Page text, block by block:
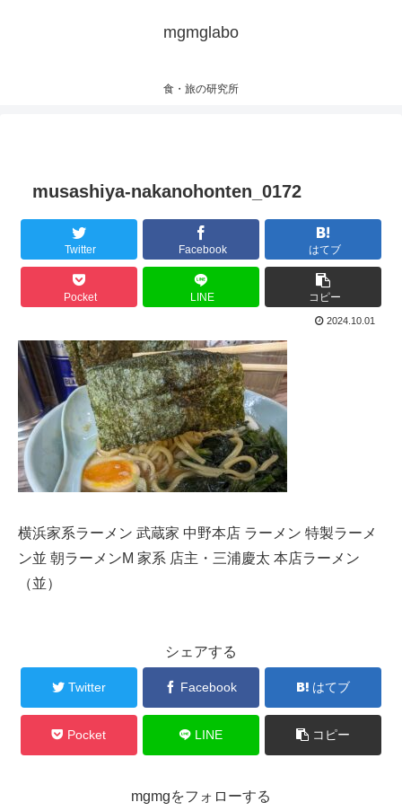
mgmglabo
食・旅の研究所
musashiya-nakanohonten_0172
Twitter Facebook はてブ
Pocket LINE コピー
2024.10.01
横浜家系ラーメン 武蔵家 中野本店 ラーメン 特製ラーメ
ン並 朝ラーメンM 家系 店主・三浦慶太 本店ラーメン
（並）
シェアする
Twitter Facebook はてブ
Pocket LINE コピー
mgmgをフォローする